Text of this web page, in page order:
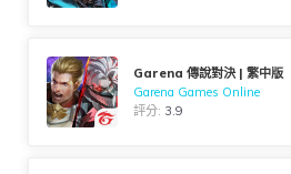
Garena 傳說對決 | 繁中版
Garena Games Online
評分: 3.9